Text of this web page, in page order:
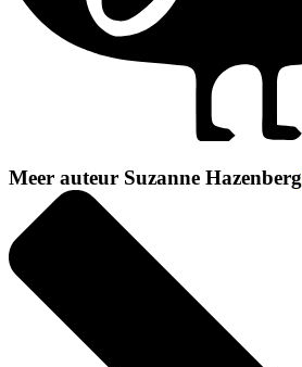
Meer auteur Suzanne Hazenberg